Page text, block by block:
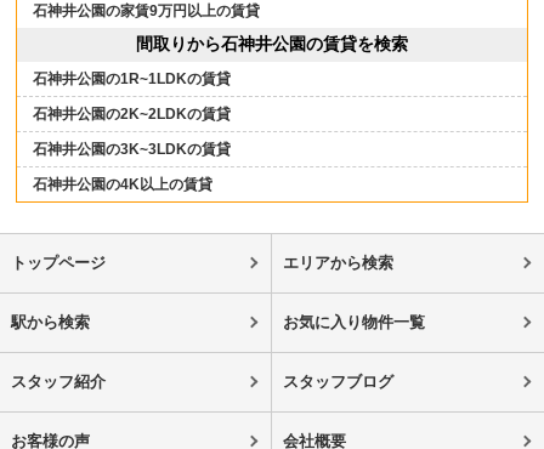
石神井公園の家賃9万円以上の賃貸
間取りから石神井公園の賃貸を検索
石神井公園の1R~1LDKの賃貸
石神井公園の2K~2LDKの賃貸
石神井公園の3K~3LDKの賃貸
石神井公園の4K以上の賃貸
トップページ エリアから検索
駅から検索 お気に入り物件一覧
スタッフ紹介 スタッフブログ
お客様の声 会社概要